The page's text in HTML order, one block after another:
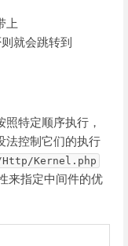
上
就会跳转到
特定顺序执行，
法控制它们的执行
Http/Kernel.php
来指定中间件的优